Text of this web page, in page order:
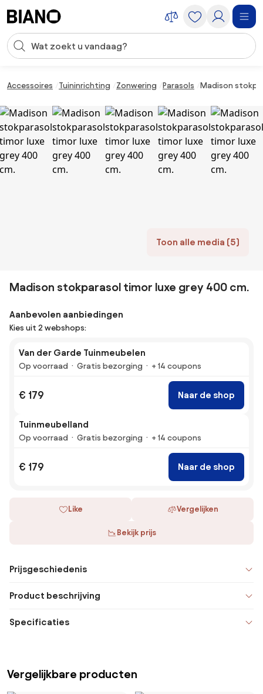
Zoekopdracht invoeren
Accessoires Tuininrichting Zonwering Parasols Madison
Toon alle media (5)
Madison stokparasol timor luxe grey 400 cm.
Aanbevolen aanbiedingen
Kies uit 2 webshops:
Van der Garde Tuinmeubelen
Op voorraad Gratis bezorging + 14 coupons
€ 179 Naar de shop
Tuinmeubelland
Op voorraad Gratis bezorging + 14 coupons
€ 179 Naar de shop
Like Vergelijken
Bekijk prijs
Prijsgeschiedenis
Product beschrijving
Specificaties
Vergelijkbare producten